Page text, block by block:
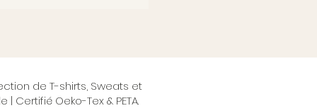
de T-shirts, Sweats et
Oeko-Tex & PETA.